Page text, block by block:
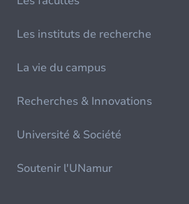
Les instituts de recherche
La vie du campus
Recherches & Innovations
Université & Société
Soutenir l'UNamur